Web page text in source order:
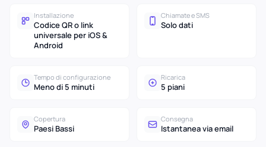
Installazione
Codice QR o link
universale per iOS &
Android
Chiamate e SMS
Solo dati
Tempo di configurazione
Meno di 5 minuti
Ricarica
5 piani
Copertura
Paesi Bassi
Consegna
Istantanea via email